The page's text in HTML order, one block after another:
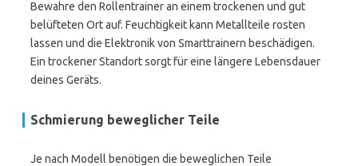
Bewahre den Rollentrainer an einem trockenen und gut
belüfteten Ort auf. Feuchtigkeit kann Metallteile rosten
lassen und die Elektronik von Smarttrainern beschädigen.
Ein trockener Standort sorgt für eine längere Lebensdauer
deines Geräts.
Schmierung beweglicher Teile
Je nach Modell benötigen die beweglichen Teile